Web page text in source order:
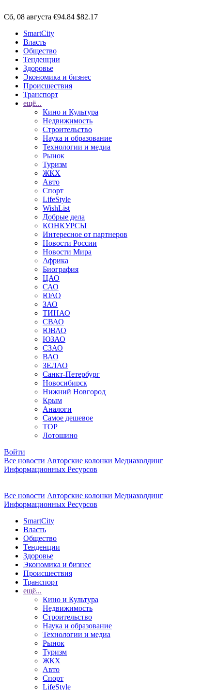
Сб, 08 августа €94.84 $82.17
SmartCity
Власть
Общество
Тенденции
Здоровье
Экономика и бизнес
Происшествия
Транспорт
ещё...
Кино и Культура
Недвижимость
Строительство
Наука и образование
Технологии и медиа
Рынок
Туризм
ЖКХ
Авто
Спорт
LifeStyle
WishList
Добрые дела
КОНКУРСЫ
Интересное от партнеров
Новости России
Новости Мира
Африка
Биография
ЦАО
САО
ЮАО
ЗАО
ТИНАО
СВАО
ЮВАО
ЮЗАО
СЗАО
ВАО
ЗЕЛАО
Санкт-Петербург
Новосибирск
Нижний Новгород
Крым
Аналоги
Самое дешевое
TOP
Лотошино
Войти
Все новости Авторские колонки Медиахолдинг
Информационных Ресурсов
Все новости Авторские колонки Медиахолдинг
Информационных Ресурсов
SmartCity
Власть
Общество
Тенденции
Здоровье
Экономика и бизнес
Происшествия
Транспорт
ещё...
Кино и Культура
Недвижимость
Строительство
Наука и образование
Технологии и медиа
Рынок
Туризм
ЖКХ
Авто
Спорт
LifeStyle